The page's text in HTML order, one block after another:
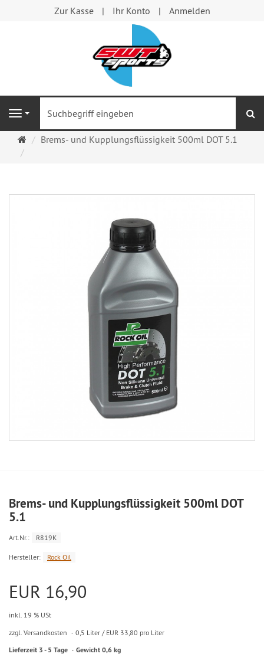
Zur Kasse Ihr Konto Anmelden
Navigation
Startseite
Brems- und Kupplungsflüssigkeit 500ml DOT 5.1
Brems- und Kupplungsflüssigkeit 500ml DOT
5.1
Art.Nr.: R819K
Hersteller: Rock Oil
EUR 16,90
inkl. 19 % USt
zzgl. Versandkosten
0,5 Liter / EUR 33,80 pro Liter
Lieferzeit 3 - 5 Tage Gewicht 0,6 kg